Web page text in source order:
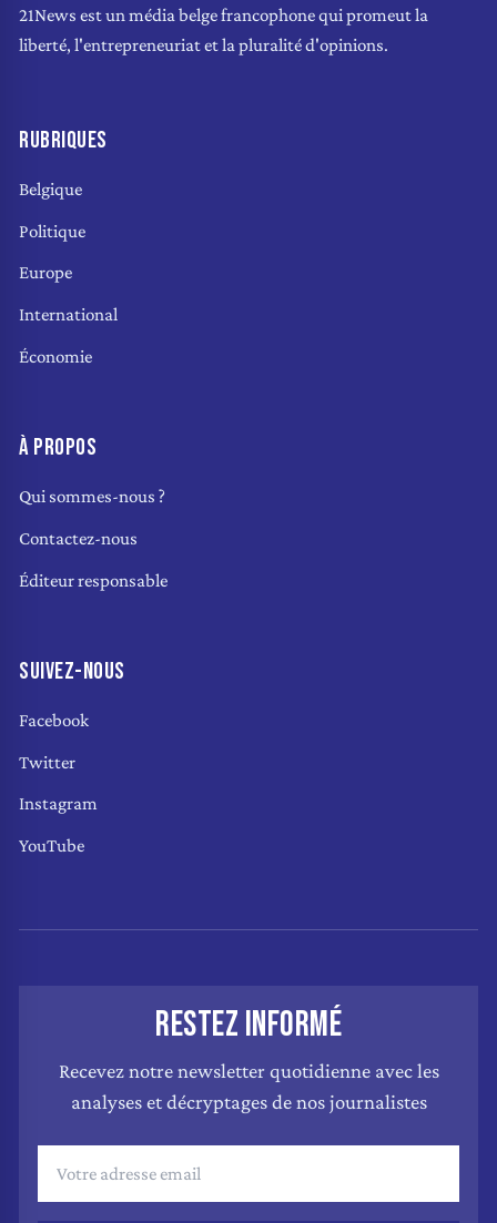
21News est un média belge francophone qui promeut la
liberté, l'entrepreneuriat et la pluralité d'opinions.
RUBRIQUES
Belgique
Politique
Europe
International
Économie
À PROPOS
Qui sommes-nous ?
Contactez-nous
Éditeur responsable
SUIVEZ-NOUS
Facebook
Twitter
Instagram
YouTube
RESTEZ INFORMÉ
Recevez notre newsletter quotidienne avec les
analyses et décryptages de nos journalistes